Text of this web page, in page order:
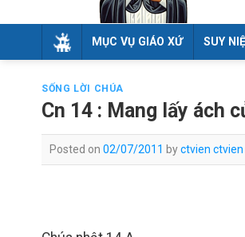
MỤC VỤ GIÁO XỨ SUY
SỐNG LỜI CHÚA
Cn 14 : Mang lấy ách
Posted on 02/07/2011 byctvien ctvien